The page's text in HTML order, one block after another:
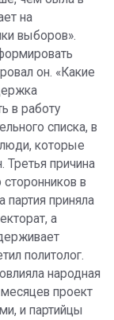
на
выборов».
он. «Какие
в работу
списка, в
которые
причина
в
партия приняла
а
политолог.
народная
проект
и партийцы